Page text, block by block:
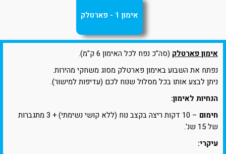
אימון 1 - פארטלק
אימון פארטלק (סה"כ נפח לכל האימון 6 ק"מ).
נפתח את השבוע באימון פארטלק מסוג משחקי מהירות.
ניתן לבצע אותו בכל מסלול שנוח לכם (עדיפות למישור).
הנחיות לאימון:
חימום
– 10 דקות ריצה בקצב נוח (ללא קושי נשימתי) + 3 מתגברות
של 15 שנ'.
עיקרי: